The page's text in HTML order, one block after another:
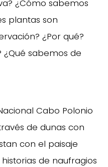
¿Cómo sabemos
plantas son
¿Por qué?
¿Qué sabemos de
Cabo Polonio
de dunas con
con el paisaje
de naufragios